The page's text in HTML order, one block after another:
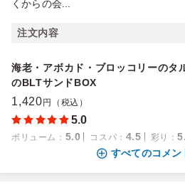
くからの会...
注文内容
海老・アボカド・ブロッコリーのタ
のBLTサンドBOX
1,420 円（税込）
5.0
ボリューム ： 5.0 コスパ ： 4.5 彩り ：
すべてのコメン